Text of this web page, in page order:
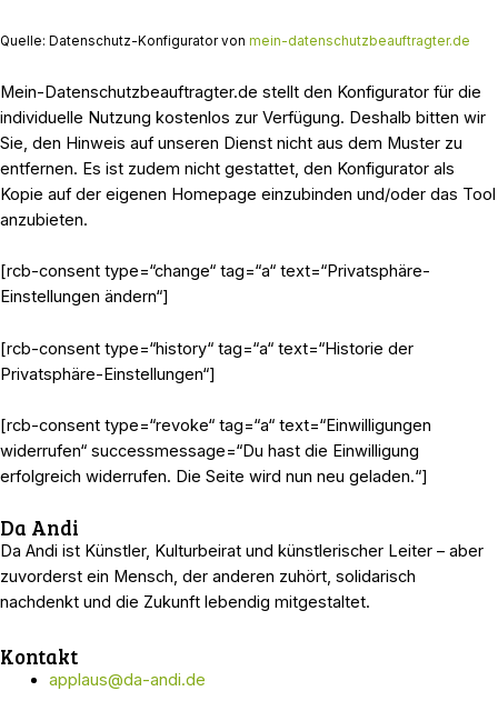
Quelle: Datenschutz-Konfigurator von mein-datenschutzbeauftragter.de
Mein-Datenschutzbeauftragter.de stellt den Konfigurator für die
individuelle Nutzung kostenlos zur Verfügung. Deshalb bitten wir
Sie, den Hinweis auf unseren Dienst nicht aus dem Muster zu
entfernen. Es ist zudem nicht gestattet, den Konfigurator als
Kopie auf der eigenen Homepage einzubinden und/oder das Tool
anzubieten.
[rcb-consent type=“change“ tag=“a“ text=“Privatsphäre-
Einstellungen ändern“]
[rcb-consent type=“history“ tag=“a“ text=“Historie der
Privatsphäre-Einstellungen“]
[rcb-consent type=“revoke“ tag=“a“ text=“Einwilligungen
widerrufen“ successmessage=“Du hast die Einwilligung
erfolgreich widerrufen. Die Seite wird nun neu geladen.“]
Da Andi
Da Andi ist Künstler, Kulturbeirat und künstlerischer Leiter – aber
zuvorderst ein Mensch, der anderen zuhört, solidarisch
nachdenkt und die Zukunft lebendig mitgestaltet.
Kontakt
applaus@da-andi.de